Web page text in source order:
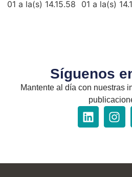
Síguenos
Mantente al día con nuestras